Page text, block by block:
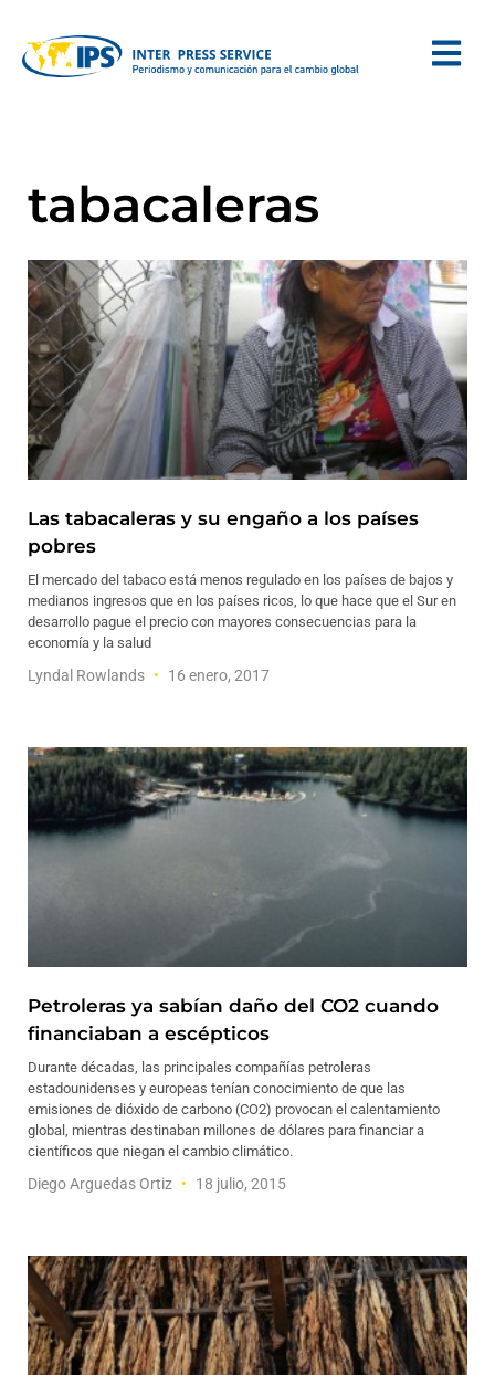
tabacaleras
Las tabacaleras y su engaño a los países
pobres
El mercado del tabaco está menos regulado en los países de bajos y
medianos ingresos que en los países ricos, lo que hace que el Sur en
desarrollo pague el precio con mayores consecuencias para la
economía y la salud
Lyndal Rowlands 16 enero, 2017
Petroleras ya sabían daño del CO2 cuando
financiaban a escépticos
Durante décadas, las principales compañías petroleras
estadounidenses y europeas tenían conocimiento de que las
emisiones de dióxido de carbono (CO2) provocan el calentamiento
global, mientras destinaban millones de dólares para financiar a
científicos que niegan el cambio climático.
Diego Arguedas Ortiz 18 julio, 2015